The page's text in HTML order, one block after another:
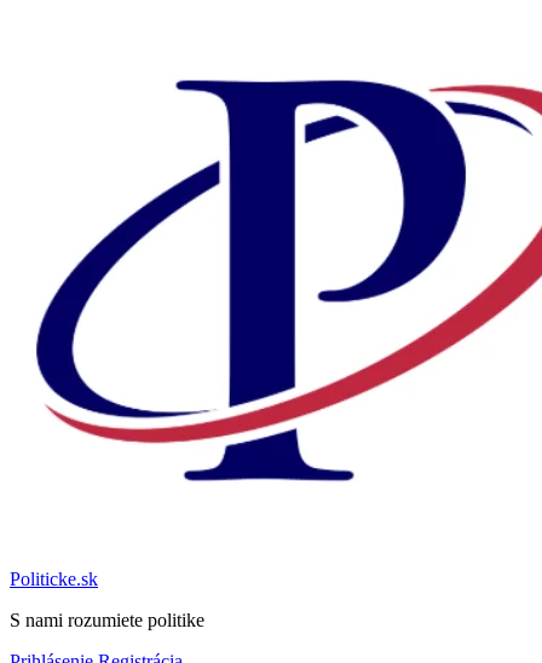
Politicke.sk
S nami rozumiete politike